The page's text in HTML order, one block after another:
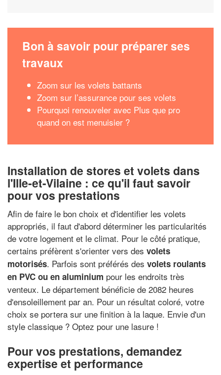
Bon à savoir pour préparer ses
travaux
Zoom sur les volets battants
Zoom sur l’assurance pour ses volets
Pourquoi renouveler avec Plus que pro
quand on est menuisier ?
Installation de stores et volets dans
l'Ille-et-Vilaine : ce qu'il faut savoir
pour vos prestations
Afin de faire le bon choix et d'identifier les volets
appropriés, il faut d'abord déterminer les particularités
de votre logement et le climat. Pour le côté pratique,
certains préfèrent s'orienter vers des volets
motorisés. Parfois sont préférés des volets roulants
en PVC ou en aluminium pour les endroits très
venteux. Le département bénéficie de 2082 heures
d'ensoleillement par an. Pour un résultat coloré, votre
choix se portera sur une finition à la laque. Envie d'un
style classique ? Optez pour une lasure !
Pour vos prestations, demandez
expertise et performance